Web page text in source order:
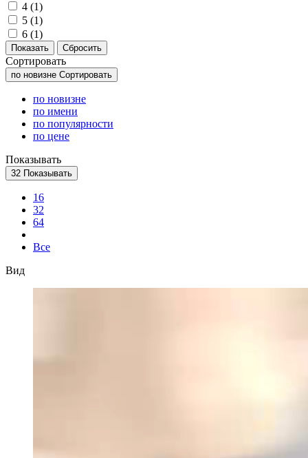
4 (1)
5 (1)
6 (1)
Сортировать
по новизне Сортировать
по новизне
по имени
по популярности
по цене
Показывать
32 Показывать
16
32
64
Все
Вид